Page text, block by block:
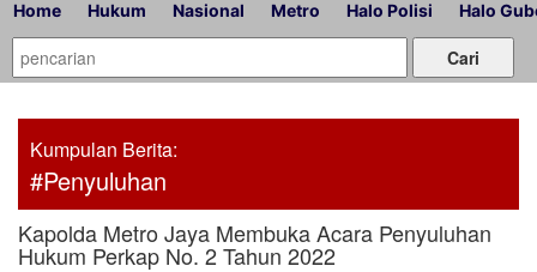
Home Hukum Nasional Metro Halo Polisi Halo
Kumpulan Berita:
#Penyuluhan
Kapolda Metro Jaya Membuka Acara Penyuluhan
Hukum Perkap No. 2 Tahun 2022